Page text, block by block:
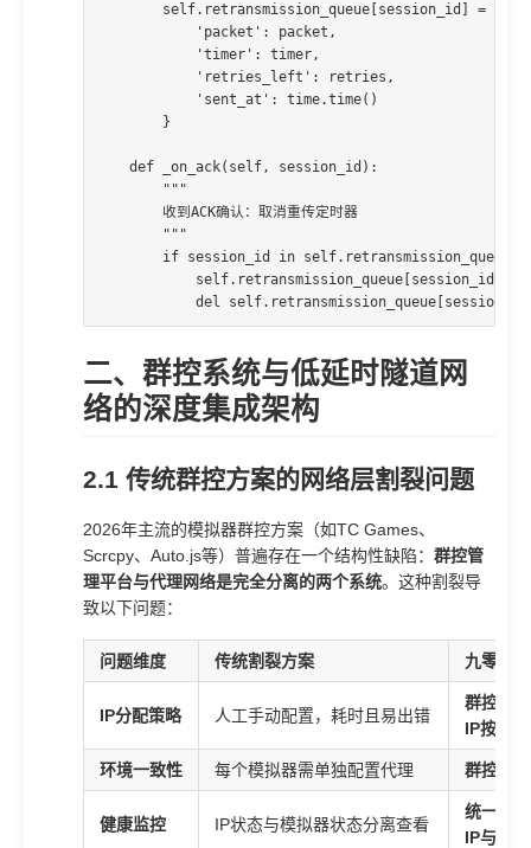
        self.retransmission_queue[session_id] = {
            'packet': packet,
            'timer': timer,
            'retries_left': retries,
            'sent_at': time.time()
        }
    def _on_ack(self, session_id):
        """
        收到ACK确认：取消重传定时器
        """
        if session_id in self.retransmission_queue:
del
二、群控系统与低延时隧道网
络的深度集成架构
2.1 传统群控方案的网络层割裂问题
2026年主流的模拟器群控方案（如TC Games、
Scrcpy、Auto.js等）普遍存在一个结构性缺陷： 群控管
理平台与代理网络是完全分离的两个系统。这种割裂导
致以下问题：
问题维度 传统割裂方案 九零代
IP分配策略 人工手动配置，耗时且易出错
群控系
IP按策
环境一致性 每个模拟器需单独配置代理 群控系
健康监控 IP状态与模拟器状态分离查看
统一监
IP与实